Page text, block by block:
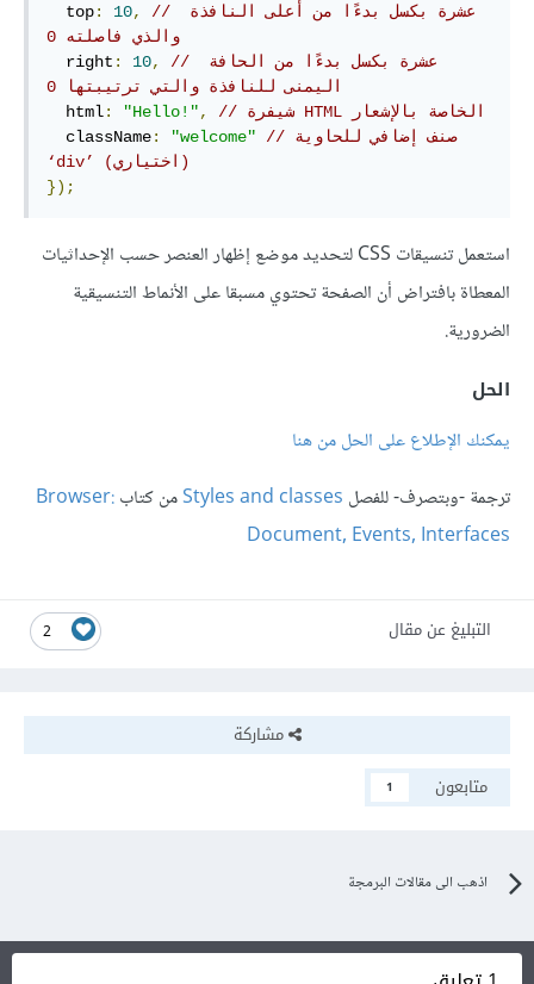
  top
: 10,
// عشرة بكسل بدءًا من أعلى النافذة
والذي فاصلته 0
  right
: 10,
// عشرة بكسل بدءًا من الحافة
اليمنى للنافذة والتي ترتيبتها 0
  html
: "Hello!",
// شيفرة HTML الخاصة بالإشعار
  className
: "welcome"
// صنف إضافي للحاوية
‘div’ (اختياري)
});
استعمل تنسيقات CSS لتحديد موضع إظهار العنصر حسب الإحداثيات
المعطاة بافتراض أن الصفحة تحتوي مسبقا على الأنماط التنسيقية
الضرورية.
الحل
يمكنك الإطلاع على الحل من هنا
ترجمة -وبتصرف- للفصل Styles and classesمن كتابBrowser:
Document, Events, Interfaces
2 التبليغ عن مقال
مشاركة
متابعون
1
اذهب الى مقالات البرمجة